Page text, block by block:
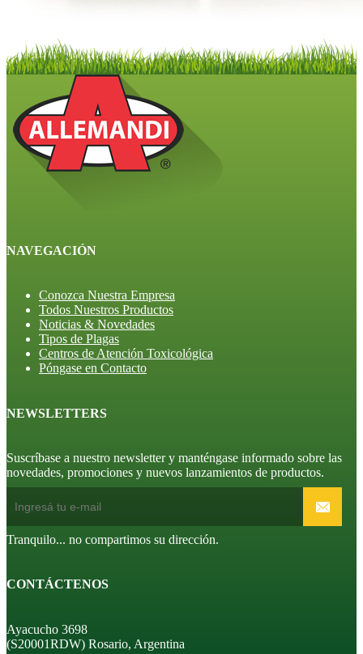
NAVEGACIÓN
Conozca Nuestra Empresa
Todos Nuestros Productos
Noticias & Novedades
Tipos de Plagas
Centros de Atención Toxicológica
Póngase en Contacto
NEWSLETTERS
Suscríbase a nuestro newsletter y manténgase informado sobre las
novedades, promociones y nuevos lanzamientos de productos.
Tranquilo... no compartimos su dirección.
CONTÁCTENOS
Ayacucho 3698
(S20001RDW) Rosario, Argentina